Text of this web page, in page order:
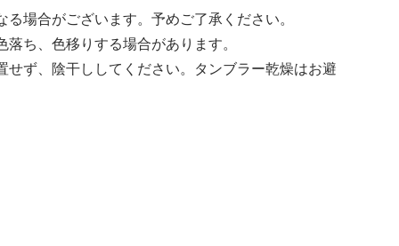
場合がございます。予めご了承ください。
ち、色移りする場合があります。
ず、陰干ししてください。タンブラー乾燥はお避